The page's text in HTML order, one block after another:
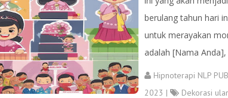
berulang tahun hari
untuk merayakan
adalah [Nama Anda],
Hipnoterapi NLP
2023 |
Dekorasi